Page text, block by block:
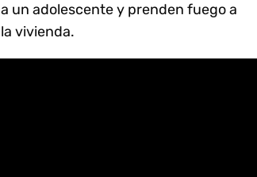
a un adolescente y prenden fuego a
la vivienda.